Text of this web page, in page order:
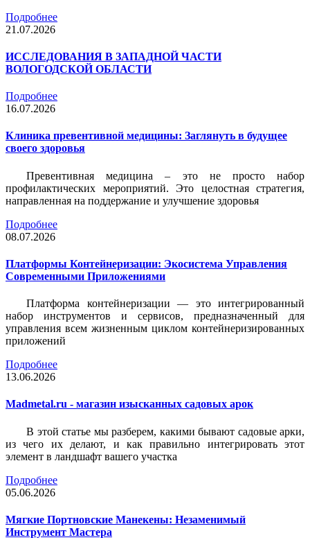
Подробнее
21.07.2026
ИССЛЕДОВАНИЯ В ЗАПАДНОЙ ЧАСТИ
ВОЛОГОДСКОЙ ОБЛАСТИ
Подробнее
16.07.2026
Клиника превентивной медицины: Заглянуть в будущее
своего здоровья
Превентивная медицина – это не просто набор
профилактических мероприятий. Это целостная стратегия,
направленная на поддержание и улучшение здоровья
Подробнее
08.07.2026
Платформы Контейнеризации: Экосистема Управления
Современными Приложениями
Платформа контейнеризации — это интегрированный
набор инструментов и сервисов, предназначенный для
управления всем жизненным циклом контейнеризированных
приложений
Подробнее
13.06.2026
Madmetal.ru - магазин изысканных садовых арок
В этой статье мы разберем, какими бывают садовые арки,
из чего их делают, и как правильно интегрировать этот
элемент в ландшафт вашего участка
Подробнее
05.06.2026
Мягкие Портновские Манекены: Незаменимый
Инструмент Мастера